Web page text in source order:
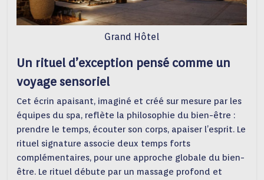
Grand Hôtel
Un rituel d’exception pensé comme un
voyage sensoriel
Cet écrin apaisant, imaginé et créé sur mesure par les
équipes du spa, reflète la philosophie du bien-être :
prendre le temps, écouter son corps, apaiser l’esprit. Le
rituel signature associe deux temps forts
complémentaires, pour une approche globale du bien-
être. Le rituel débute par un massage profond et